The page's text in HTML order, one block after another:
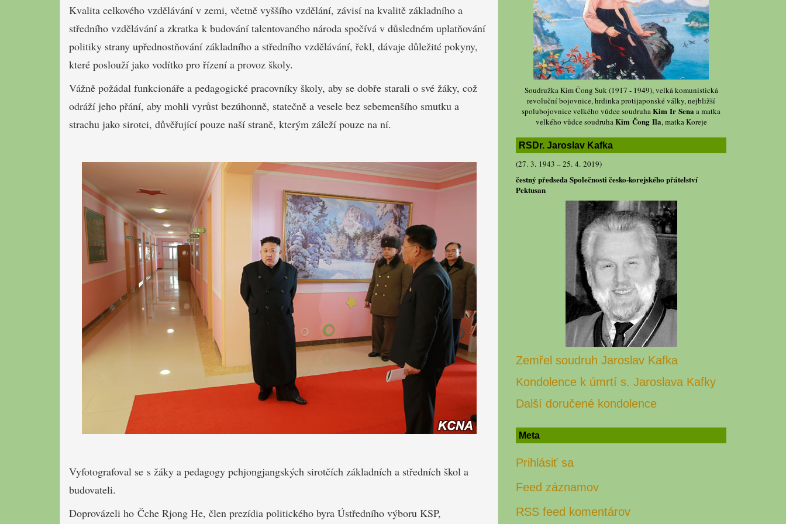
Kvalita celkového vzdělávání v zemi, včetně vyššího vzdělání, závisí na kvalitě základního a
středního vzdělávání a zkratka k budování talentovaného národa spočívá v důsledném uplatňování
politiky strany upřednostňování základního a středního vzdělávání, řekl, dávaje důležité pokyny,
které poslouží jako vodítko pro řízení a provoz školy.
Vážně požádal funkcionáře a pedagogické pracovníky školy, aby se dobře starali o své žáky, což
odráží jeho přání, aby mohli vyrůst bezúhonně, statečně a vesele bez sebemenšího smutku a
strachu jako sirotci, důvěřující pouze naší straně, kterým záleží pouze na ní.
Vyfotografoval se s žáky a pedagogy pchjongjangských sirotčích základních a středních škol a
budovateli.
Doprovázeli ho Čche Rjong He, člen prezídia politického byra Ústředního výboru KSP,
Soudružka Kim Čong Suk (1917 - 1949), velká komunistická
revoluční bojovnice, hrdinka protijaponské války, nejbližší
spolubojovnice velkého vůdce soudruhaKim Ir Sena a matka
velkého vůdce soudruhaKim Čong Ila, matka Koreje
RSDr. Jaroslav Kafka
(27. 3. 1943 – 25. 4. 2019)
čestný předseda Společnosti česko-korejského přátelství
Pektusan
Zemřel soudruh Jaroslav Kafka
Kondolence k úmrtí s. Jaroslava Kafky
Další doručené kondolence
Meta
Prihlásiť sa
Feed záznamov
RSS feed komentárov